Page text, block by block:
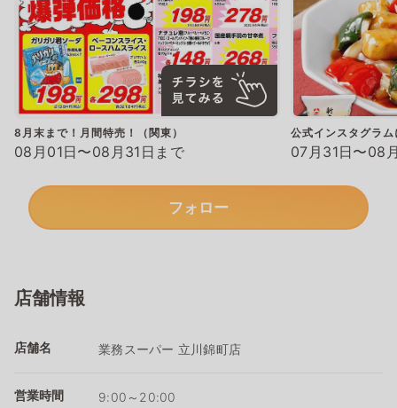
8月末まで！月間特売！（関東）
08月01日〜08月31日まで
公式インスタグラ
07月31日〜08
フォロー
店舗情報
店舗名 業務スーパー 立川錦町店
営業時間 9:00～20:00